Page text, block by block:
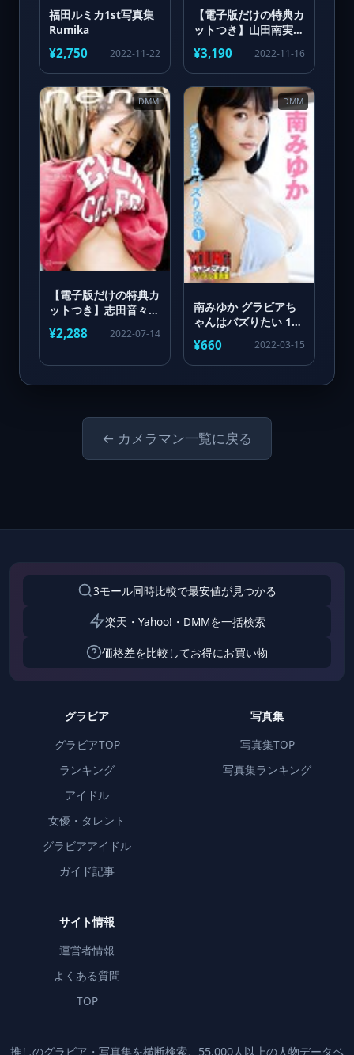
福田ルミカ1st写真集
Rumika
¥2,750 2022-11-22
【電子版だけの特典カ
ットつき】山田南実写
真集『Departure』
¥3,190 2022-11-16
DMM
【電子版だけの特典カ
ットつき】志田音々フ
ァースト写真集
『nene-まるっとぜん
¥2,288 2022-07-14
DMM
南みゆか グラビアち
ゃんはバズりたい 1
ヤンマガデジタル写真
集
¥660 2022-03-15
← カメラマン一覧に戻る
3モール同時比較で最安値が見つかる
楽天・Yahoo!・DMMを一括検索
価格差を比較してお得にお買い物
グラビア
グラビアTOP
ランキング
アイドル
女優・タレント
グラビアアイドル
ガイド記事
写真集
写真集TOP
写真集ランキング
サイト情報
運営者情報
よくある質問
TOP
推しのグラビア・写真集を横断検索。55,000人以上の人物データベ